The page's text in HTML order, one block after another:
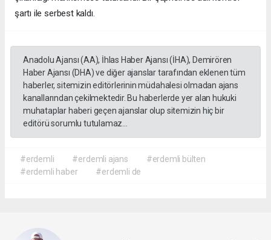
şartı ile serbest kaldı.
Anadolu Ajansı (AA), İhlas Haber Ajansı (İHA), Demirören
Haber Ajansı (DHA) ve diğer ajanslar tarafından eklenen tüm
haberler, sitemizin editörlerinin müdahalesi olmadan ajans
kanallarından çekilmektedir. Bu haberlerde yer alan hukuki
muhataplar haberi geçen ajanslar olup sitemizin hiç bir
editörü sorumlu tutulamaz...
#erdemli #erdemli ajans
#erdemli bülten
#erdemli haber
#erdemli de